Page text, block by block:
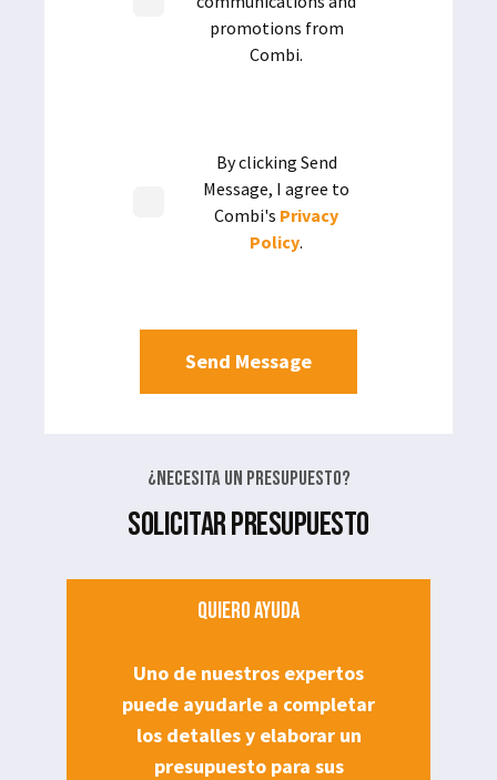
promotions from
Combi.
By clicking Send
Message, I agree to
Combi's Privacy
Policy.
¿Necesita un presupuesto?
SOLICITAR PRESUPUESTO
QUIERO AYUDA
Uno de nuestros expertos
puede ayudarle a completar
los detalles y elaborar un
presupuesto para sus